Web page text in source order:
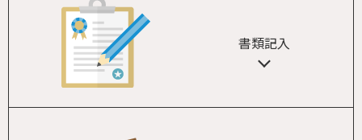
書類記入